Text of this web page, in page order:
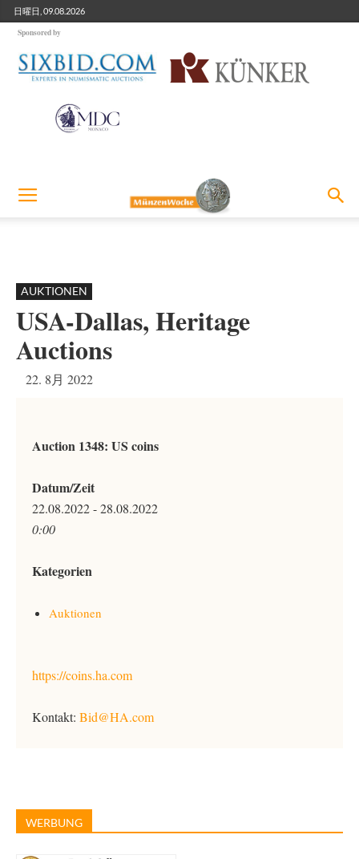
日曜日, 09.08.2026
Sponsored by
AUKTIONEN
USA-Dallas, Heritage
Auctions
22. 8月 2022
Auction 1348: US coins
Datum/Zeit
22.08.2022 - 28.08.2022
0:00
Kategorien
Auktionen
https://coins.ha.com
Kontakt: Bid@HA.com
WERBUNG